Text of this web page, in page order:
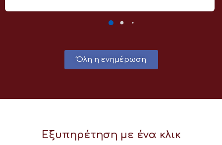
Όλη η ενημέρωση
Εξυπηρέτηση με ένα κλικ